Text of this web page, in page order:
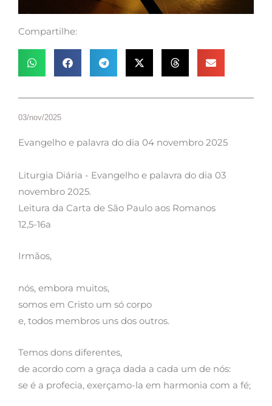
Compartilhe:
03/nov/2025
Evangelho e palavra do dia 04 novembro 2025
Liturgia Diária - Evangelho e palavra do dia 03
novembro 2025.
Leitura da Carta de São Paulo aos Romanos
12,5-16a
Irmãos,
nós, embora muitos,
somos em Cristo um só corpo
e, todos membros uns dos outros.
Temos dons diferentes,
de acordo com a graça dada a cada um de nós:
se é a profecia, exerçamo-la em harmonia com a fé;